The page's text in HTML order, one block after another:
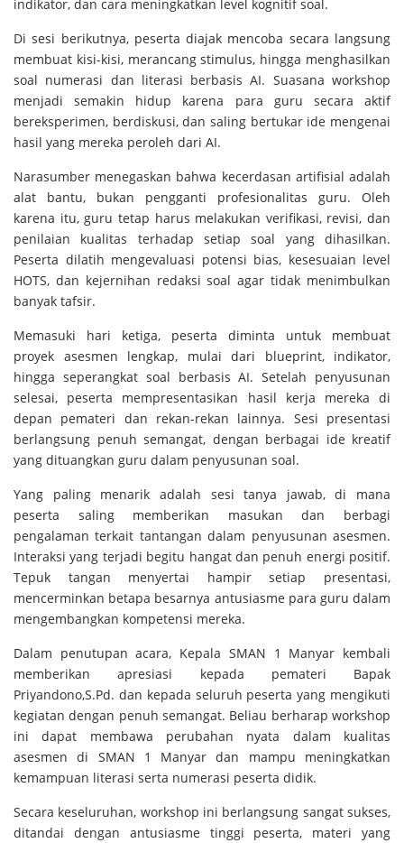
indikator, dan cara meningkatkan level kognitif soal.
Di sesi berikutnya, peserta diajak mencoba secara langsung
membuat kisi-kisi, merancang stimulus, hingga menghasilkan
soal numerasi dan literasi berbasis AI. Suasana workshop
menjadi semakin hidup karena para guru secara aktif
bereksperimen, berdiskusi, dan saling bertukar ide mengenai
hasil yang mereka peroleh dari AI.
Narasumber menegaskan bahwa kecerdasan artifisial adalah
alat bantu, bukan pengganti profesionalitas guru. Oleh
karena itu, guru tetap harus melakukan verifikasi, revisi, dan
penilaian kualitas terhadap setiap soal yang dihasilkan.
Peserta dilatih mengevaluasi potensi bias, kesesuaian level
HOTS, dan kejernihan redaksi soal agar tidak menimbulkan
banyak tafsir.
Memasuki hari ketiga, peserta diminta untuk membuat
proyek asesmen lengkap, mulai dari blueprint, indikator,
hingga seperangkat soal berbasis AI. Setelah penyusunan
selesai, peserta mempresentasikan hasil kerja mereka di
depan pemateri dan rekan-rekan lainnya. Sesi presentasi
berlangsung penuh semangat, dengan berbagai ide kreatif
yang dituangkan guru dalam penyusunan soal.
Yang paling menarik adalah sesi tanya jawab, di mana
peserta saling memberikan masukan dan berbagi
pengalaman terkait tantangan dalam penyusunan asesmen.
Interaksi yang terjadi begitu hangat dan penuh energi positif.
Tepuk tangan menyertai hampir setiap presentasi,
mencerminkan betapa besarnya antusiasme para guru dalam
mengembangkan kompetensi mereka.
Dalam penutupan acara, Kepala SMAN 1 Manyar kembali
memberikan apresiasi kepada pemateri Bapak
Priyandono,S.Pd. dan kepada seluruh peserta yang mengikuti
kegiatan dengan penuh semangat. Beliau berharap workshop
ini dapat membawa perubahan nyata dalam kualitas
asesmen di SMAN 1 Manyar dan mampu meningkatkan
kemampuan literasi serta numerasi peserta didik.
Secara keseluruhan, workshop ini berlangsung sangat sukses,
ditandai dengan antusiasme tinggi peserta, materi yang